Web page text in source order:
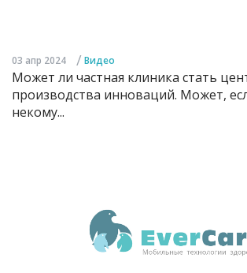
03 апр 2024 / Видео
Может ли частная клиника стать
производства инноваций. Может,
некому...